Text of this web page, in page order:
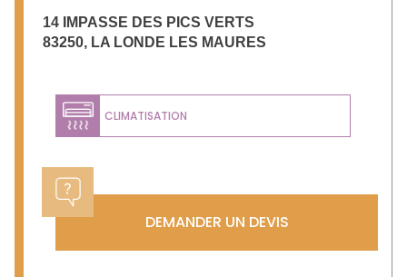
14 IMPASSE DES PICS VERTS
83250, LA LONDE LES MAURES
CLIMATISATION
DEMANDER UN DEVIS